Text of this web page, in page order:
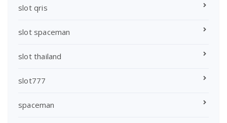
slot qris
slot spaceman
slot thailand
slot777
spaceman